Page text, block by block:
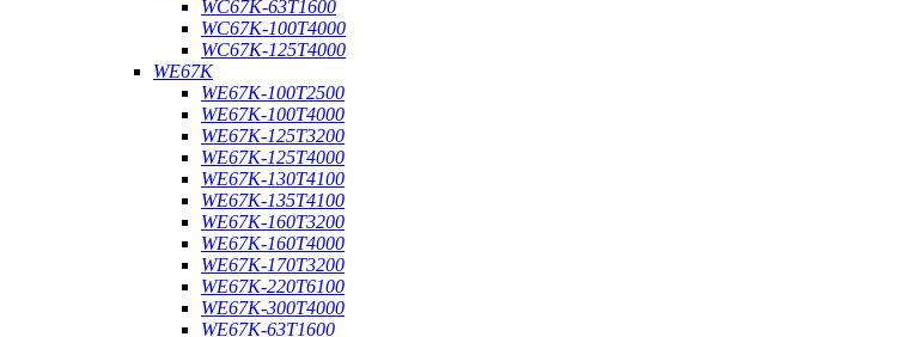
WC67K-63T1600
WC67K-100T4000
WC67K-125T4000
WE67K
WE67K-100T2500
WE67K-100T4000
WE67K-125T3200
WE67K-125T4000
WE67K-130T4100
WE67K-135T4100
WE67K-160T3200
WE67K-160T4000
WE67K-170T3200
WE67K-220T6100
WE67K-300T4000
WE67K-63T1600